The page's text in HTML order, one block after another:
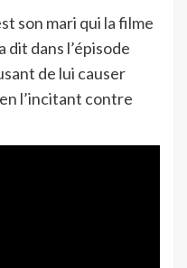
son mari qui la filme
dit dans l’épisode
de lui causer
l’incitant contre